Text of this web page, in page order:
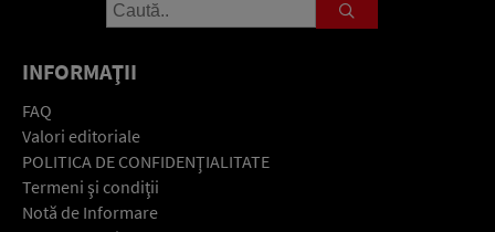
INFORMAŢII
FAQ
Valori editoriale
POLITICA DE CONFIDENŢIALITATE
Termeni şi condiţii
Notă de Informare